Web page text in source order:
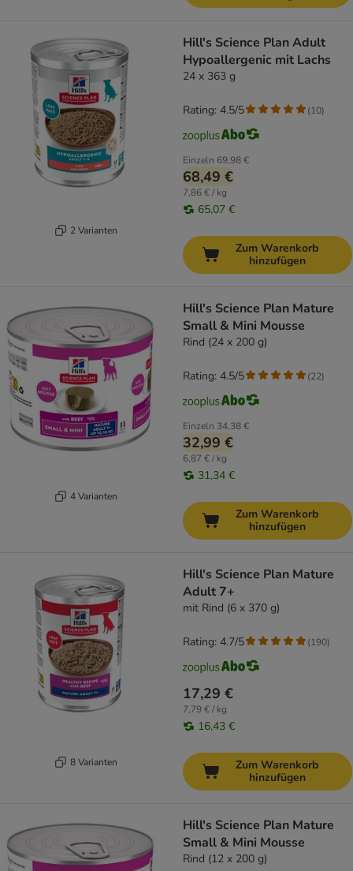
2 Varianten
Hill's Science Plan Adult
Hypoallergenic mit Lachs
24 x 363 g
Einzeln 69,98 €
68,49 €
7,86 € / kg
65,07 €
Rating: 4.5/5 (10)
Zum Warenkorb
hinzufügen
4 Varianten
Hill's Science Plan Mature
Small & Mini Mousse
Rind (24 x 200 g)
Einzeln 34,38 €
32,99 €
6,87 € / kg
31,34 €
Rating: 4.5/5 (22)
Zum Warenkorb
hinzufügen
8 Varianten
Hill's Science Plan Mature
Adult 7+
mit Rind (6 x 370 g)
17,29 €
7,79 € / kg
16,43 €
Rating: 4.7/5 (190)
Zum Warenkorb
hinzufügen
Hill's Science Plan Mature
Small & Mini Mousse
Rind (12 x 200 g)